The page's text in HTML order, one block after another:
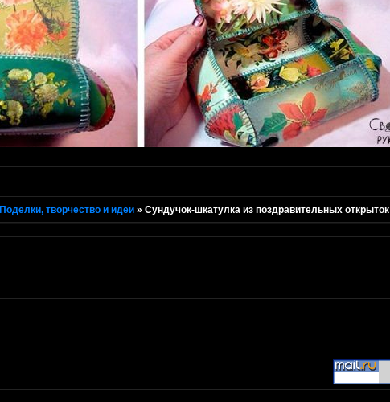
Поделки, творчество и идеи »Сундучок-шкатулка из поздравительных открыток